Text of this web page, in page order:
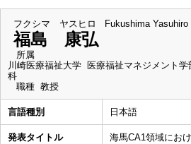
フクシマ ヤスヒロ Fukushima Yasuhiro
福島 康弘
所属
川崎医療福祉大学 医療福祉マネジメント
科
職種 教授
言語種別 日本語
発表タイトル 海馬CA1領域にお